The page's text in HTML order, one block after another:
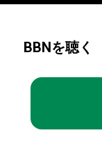
BBNを聴く